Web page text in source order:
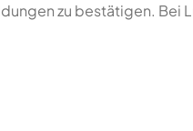
zu bestätigen. Bei